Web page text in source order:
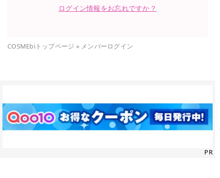
ログイン情報をお忘れですか？
COSMEbiトップページ » メンバーログイン
PR